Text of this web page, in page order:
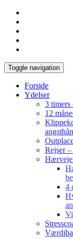
Toggle navigation
Forside
Ydelser
3 timers
12
Rejser
4